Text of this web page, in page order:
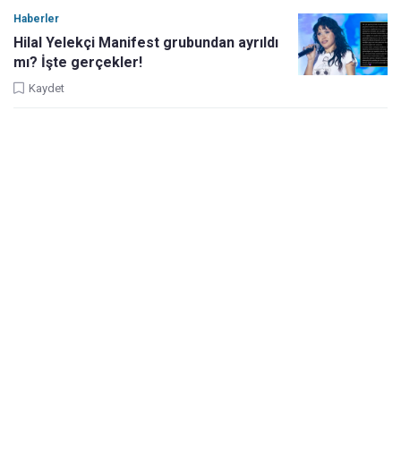
Haberler
Hilal Yelekçi Manifest grubundan ayrıldı
mı? İşte gerçekler!
Kaydet